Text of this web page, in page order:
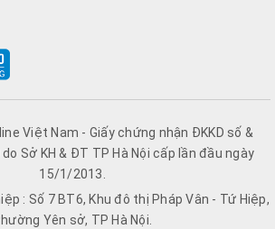
Việt Nam - Giấy chứng nhận ĐKKD số &
Sở KH & ĐT TP Hà Nội cấp lần đầu ngày
15/1/2013.
: Số 7 BT6, Khu đô thị Pháp Vân - Tứ Hiệp,
Yên sở, TP Hà Nội.